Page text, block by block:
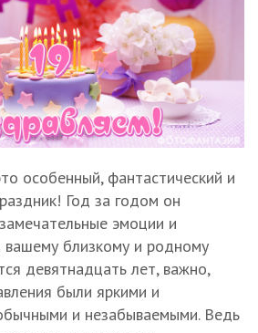
особенный, фантастический и
Год за годом он
эмоции и
вашему близкому и родному
девятнадцать лет, важно,
были яркими и
и незабываемыми. Ведь